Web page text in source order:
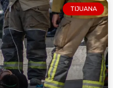
TIJUANA